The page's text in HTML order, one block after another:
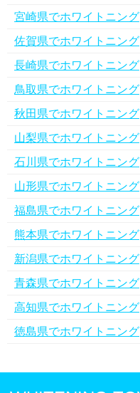
宮崎県でホワイトニング
佐賀県でホワイトニング
長崎県でホワイトニング
鳥取県でホワイトニング
秋田県でホワイトニング
山梨県でホワイトニング
石川県でホワイトニング
山形県でホワイトニング
福島県でホワイトニング
熊本県でホワイトニング
新潟県でホワイトニング
青森県でホワイトニング
高知県でホワイトニング
徳島県でホワイトニング